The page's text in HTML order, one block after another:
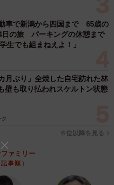
お勧めしてます」と話しま
ら一気に工事が増えるた
時間がかかったりするた
資格を持ったところにお願
とnobさん。
た。
ランプが、実際に販売され
丸型蛍光灯と同様のサイ
車で新潟から四国まで 65歳の
日の旅 パーキングの休憩まで
生でも組まねえよ！」
月ぶり」全焼した自宅訪れた林
も取り払われスケルトン状態
６位以降を見る
ファミリー
記事順）